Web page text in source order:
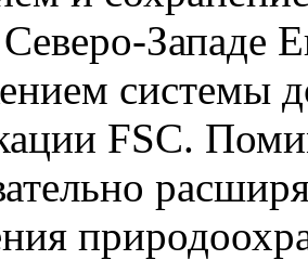
Западе
системы
FSC.